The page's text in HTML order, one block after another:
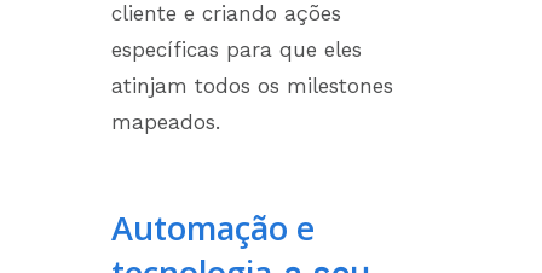
cliente e criando ações
específicas para que eles
atinjam todos os milestones
mapeados.
Automação e